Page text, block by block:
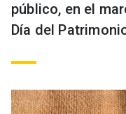
público, en el
Día del